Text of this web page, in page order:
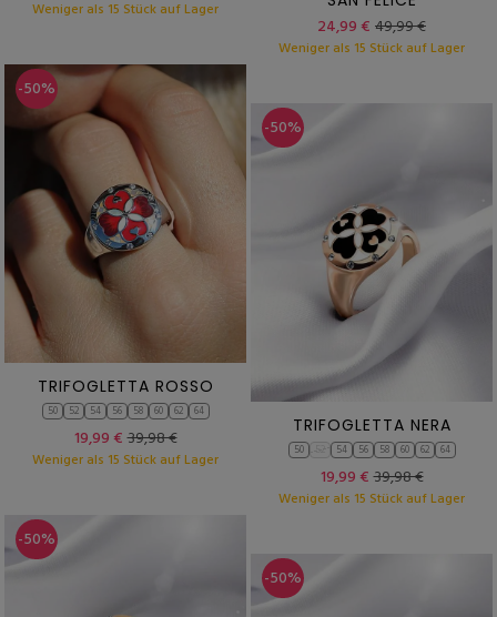
Weniger als 15 Stück auf Lager
24,99 € 49,99 €
Weniger als 15 Stück auf Lager
-50%
TRIFOGLETTA ROSSO
50 52 54 56 58 60 62 64
19,99 €39,98 €
Weniger als 15 Stück auf Lager
-50%
TRIFOGLETTA NERA
50 54 56 58 60 62 64
19,99 €39,98 €
Weniger als 15 Stück auf Lager
-50%
-50%